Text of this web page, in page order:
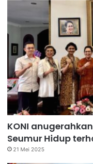
KONI
Seumur Hidup
21 Mei 2025